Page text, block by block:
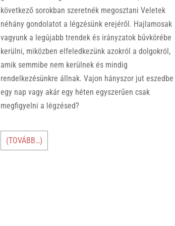
következő sorokban szeretnék megosztani Veletek
néhány gondolatot a légzésünk erejéről. Hajlamosak
vagyunk a legújabb trendek és irányzatok bűvkörébe
kerülni, miközben elfeledkezünk azokról a dolgokról,
amik semmibe nem kerülnek és mindig
rendelkezésünkre állnak. Vajon hányszor jut eszedbe
egy nap vagy akár egy héten egyszerűen csak
megfigyelni a légzésed?
(TOVÁBB…)